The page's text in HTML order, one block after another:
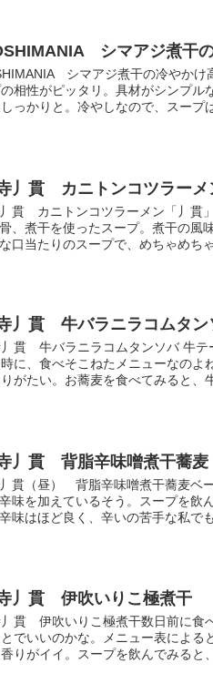
シマアジ煮干
シマアジ煮干の冷やかけ
相性がピッタリ。具材がシンプル
っかりと。冷やしなので、スープ
丿貫 カニトンコツラーメ
貫 カニトンコツラーメン「丿貫
、煮干を使ったスープ。煮干の風
口当たりのスープで、めちゃめち
丿貫 牛バラニラコムタン
貫 牛バラニラコムタンソバ 牛テ
に、食べそこねたメニューなのよ
がたい。お蕎麦を食べてみると、
丿貫 背脂辛味噌煮干蕎麦
貫（昼） 背脂辛味噌煮干蕎麦ベ
味を加えているそう。スープを飲
味はほど良く、辛いの苦手な私で
丿貫 伊吹いりこ極煮干
貫 伊吹いりこ極煮干数日前に食
でいいのかな。メニュー表による
りがイイ。スープを飲んでみると